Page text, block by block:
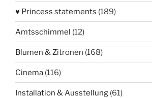
♥ Princess statements (189)
Amtsschimmel (12)
Blumen & Zitronen (168)
Cinema (116)
Installation & Ausstellung (61)